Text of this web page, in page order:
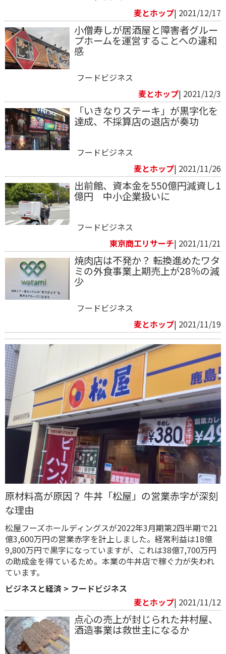
麦とホップ| 2021/12/17
小僧寿しが居酒屋と障害者グルー
プホームを運営することへの違和
感
フードビジネス
麦とホップ| 2021/12/3
「いきなりステーキ」が黒字化を
達成、不採算店の退店が奏功
フードビジネス
麦とホップ| 2021/11/26
出前館、資本金を550億円減資し1
億円 中小企業扱いに
フードビジネス
東京商工リサーチ| 2021/11/21
焼肉店は不発か？ 転換進めたワタ
ミの外食事業上期売上が28％の減
少
フードビジネス
麦とホップ| 2021/11/19
原材料高が原因？ 牛丼「松屋」の営業赤字が深刻
な理由
松屋フーズホールディングスが2022年3月期第2四半期で21
億3,600万円の営業赤字を計上しました。経常利益は18億
9,800万円で黒字になっていますが、これは38億7,700万円
の助成金を得ているため。本業の牛丼店で稼ぐ力が失われ
ています。
ビジネスと経済 > フードビジネス
麦とホップ| 2021/11/12
点心の売上が封じられた井村屋、
酒造事業は救世主になるか